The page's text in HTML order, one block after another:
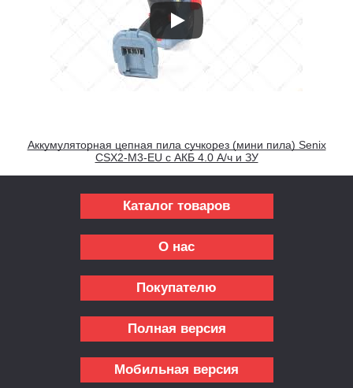
Аккумуляторная цепная пила сучкорез (мини пила) Senix
CSX2-M3-EU с АКБ 4.0 А/ч и ЗУ
Каталог товаров
О нас
Покупателю
Полная версия
Мобильная версия